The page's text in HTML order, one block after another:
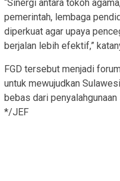
“Sinergi antara tokoh
pemerintah, lembaga
diperkuat agar upaya
berjalan lebih efektif,”
FGD tersebut menjadi
untuk mewujudkan
bebas dari
*/JEF